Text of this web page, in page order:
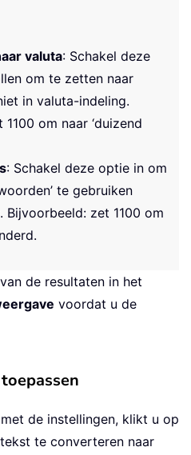
valuta: Schakel deze
om te zetten naar
in valuta-indeling.
om naar ‘duizend
: Schakel deze optie in om
te gebruiken
Bijvoorbeeld: zet 1100 om
de resultaten in het
voordat u de
de instellingen, klikt u op
te converteren naar